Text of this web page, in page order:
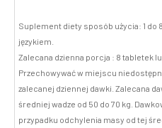
Suplement diety sposób użycia: 1 do
językiem.
Zalecana dzienna porcja : 8 tabletek
Przechowywać w miejscu
zalecanej dziennej dawki. Zalecana
średniej wadze od 50 do 70 kg.
przypadku odchylenia masy od tej